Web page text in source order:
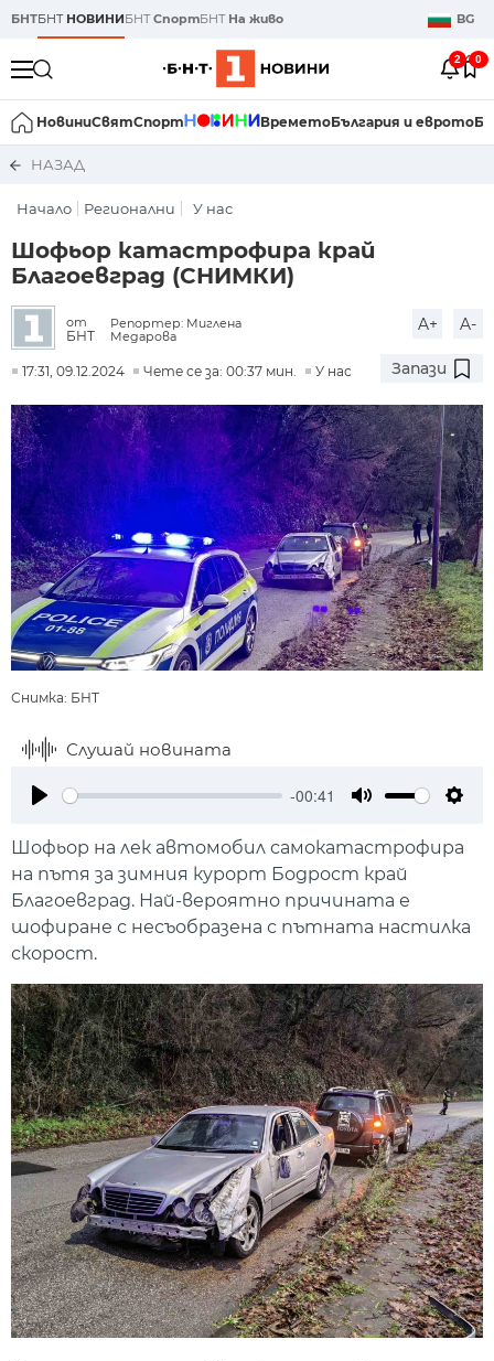
БНТБНТ НОВИНИБНТСпортБНТ На живо BG
2 0
НовиниСвятСпорт ВреметоБългария и еврото
НАЗАД
Начало Регионални У нас
Шофьор катастрофира край
Благоевград (СНИМКИ)
от
БНТ
Репортер: Миглена
Медарова
A+ A-
17:31, 09.12.2024 Чете се за: 00:37 мин. У нас Запази
Снимка: БНТ
Слушай новината
-00:41
Шофьор на лек автомобил самокатастрофира
на пътя за зимния курорт Бодрост край
Благоевград. Най-вероятно причината е
шофиране с несъобразена с пътната настилка
скорост.